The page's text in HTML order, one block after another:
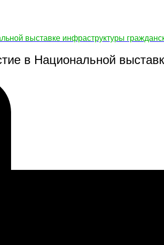
выставке инфраструктуры
в Национальной